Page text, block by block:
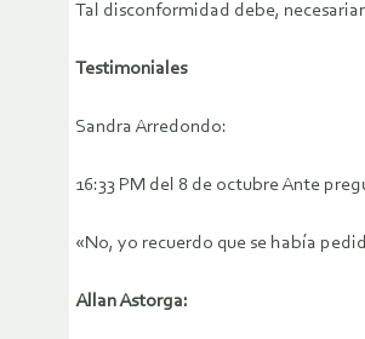
Tal disconformidad debe,
Testimoniales
Sandra Arredondo:
16:33 PM del 8 de octubre Ante
«No, yo recuerdo que se había
Allan Astorga: